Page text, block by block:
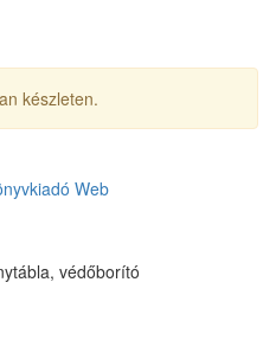
készleten.
Web
védőborító